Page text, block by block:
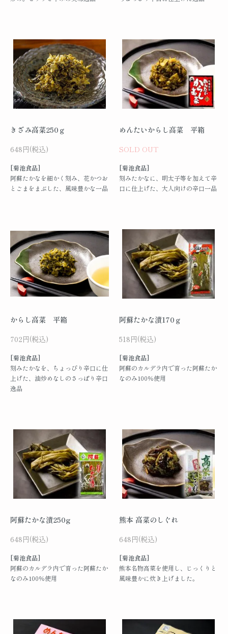
きざみ高菜250ｇ
648円(税込)
[菊池食品]
阿蘇たかなを細かく刻み、花かつお
とごまをまぶした、風味豊かな一品
めんたいからし高菜 平箱
SOLD OUT
[菊池食品]
刻みたかなに、明太子等を加えて辛
口に仕上げた、大人向けの辛口一品
からし高菜 平箱
702円(税込)
[菊池食品]
刻みたかなを、ちょっぴり辛口に仕
上げた、油炒めなしのさっぱり辛口
逸品
阿蘇たかな漬170ｇ
518円(税込)
[菊池食品]
阿蘇のカルデラ内で育った阿蘇たか
なのみ100％使用
阿蘇たかな漬250g
648円(税込)
[菊池食品]
阿蘇のカルデラ内で育った阿蘇たか
なのみ100％使用
熊本 高菜のしぐれ
648円(税込)
[菊池食品]
熊本名物高菜を使用し、じっくりと
風味豊かに炊き上げました。